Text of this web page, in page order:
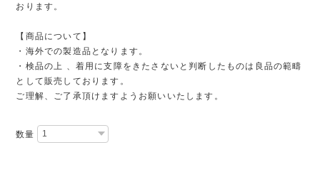
おります。
【商品について】
・海外での製造品となります。
・検品の上 、着用に支障をきたさないと判断したものは良品の範疇
として販売しております。
ご理解、ご了承頂けますようお願いいたします。
数量